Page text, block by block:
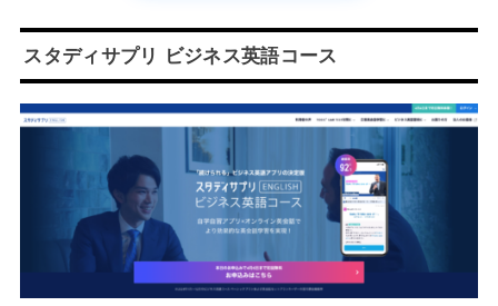
スタディサプリ ビジネス英語コース